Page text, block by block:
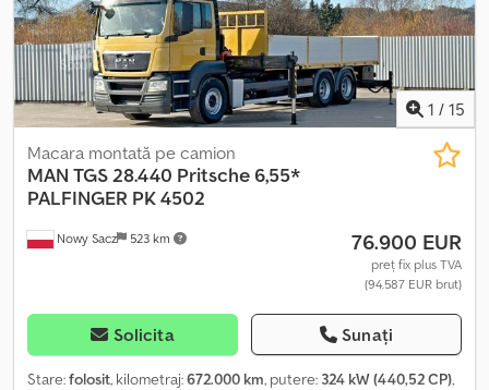
AMPATAMENT: 365/145 cm DIMENSIUNE ANVELOPE: 315/80R22,5
SUSPENSIE: FAȚĂ: ARC SPATE: PNEUMATICĂ MACARA: EFFER
255/5S JIB 3S + TELECOMANDĂ PERSOANE DE CONTACT: * KUBA
– POLONEZĂ, ENGLEZĂ, GERMANĂ, ITALIANĂ * SEBASTIAN –
POLONEZĂ, GERMANĂ, ITALIANĂ, ???? Dkodpewwzfcsfx Aflsr *
LASZLO – MAGHIARĂ * COSTEL – ROMÂNĂ (Realizăm toate
formalitățile pentru export inclusiv număr) * RADEK – ???? Ref. nr:
96456
1 / 15
Nowy Sacz 523 km
Macara montată pe camion
MAN TGS 28.440 Pritsche 6,55*
PALFINGER PK 4502
76.900 EUR
preț fix plus TVA
(94.587 EUR brut)
Solicita Sunați
Stare:folosit, kilometraj:672.000 km, putere: 324 kW (440,52 CP),